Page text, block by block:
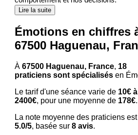
Lire la suite
Émotions en chiffres
67500 Haguenau,
À 67500 Haguenau, France, 18
praticiens sont spécialisésen
Le tarif d'une séance varie de 10€ à
2400€, pour une moyenne de 178€.
La note moyenne des praticiens
5.0/5, basée sur 8 avis.